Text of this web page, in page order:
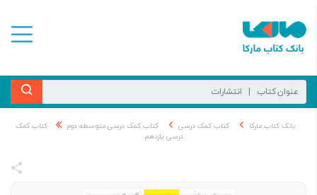
بانک کتاب مارکا کتاب کمک درسی کتاب کمک درسی متوسطه دوم
کتاب کمک
درسی یازدهم